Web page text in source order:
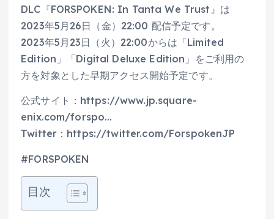
DLC『FORSPOKEN: In Tanta We Trust』は
2023年5月26日（金）22:00 配信予定です。
2023年5月23日（火）22:00からは「Limited
Edition」「Digital Deluxe Edition」をご利用の
方を対象とした早期アクセス開始予定です。
公式サイト：https://www.jp.square-
enix.com/forspo…
Twitter：https://twitter.com/ForspokenJP
#FORSPOKEN
目次